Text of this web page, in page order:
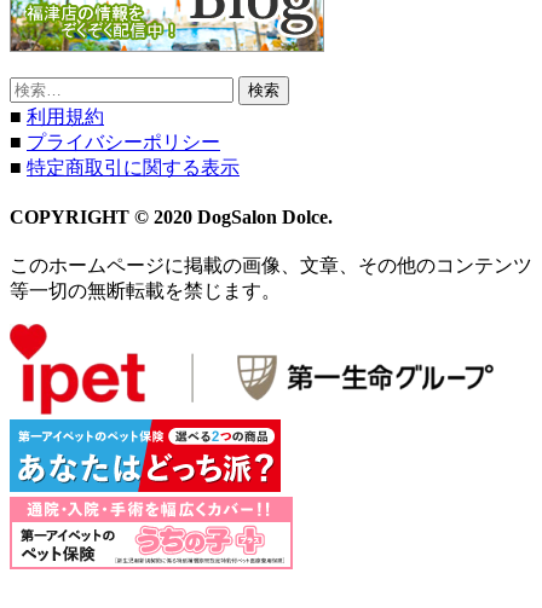
検
索:
■ 利用規約
■ プライバシーポリシー
■ 特定商取引に関する表示
COPYRIGHT © 2020 DogSalon Dolce.
このホームページに掲載の画像、文章、その他のコンテンツ
等一切の無断転載を禁じます。